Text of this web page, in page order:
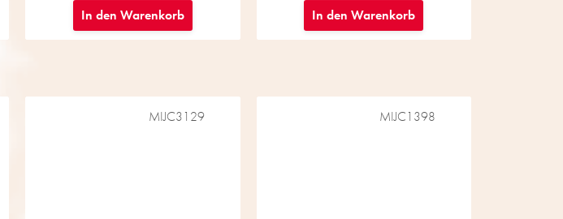
In den Warenkorb In den Warenkorb
MIJC3129 MIJC1398